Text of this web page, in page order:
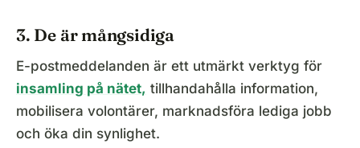
3. De är mångsidiga
E-postmeddelanden är ett utmärkt verktyg för
insamling på nätet, tillhandahålla information,
mobilisera volontärer, marknadsföra lediga jobb
och öka din synlighet.